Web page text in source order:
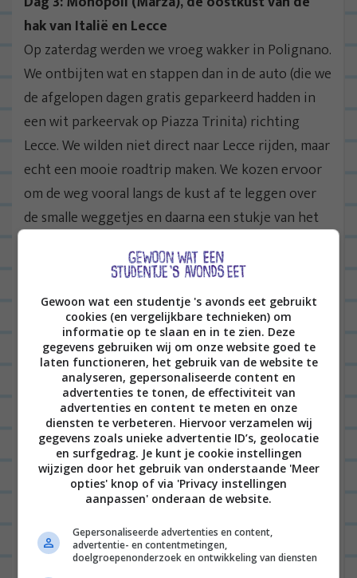
hak van Italië en Lecce
Op zaterdag werden we vroeg wakker in Polignano.
We ontbijten wat en stappen dan in de auto (die we
de afgelopen dagen gratis geparkeerd hadden in
een wit parkeervak op Piazza Trinita) richting
Lecce. We wilden niet direct naar Lecce rijden, maar
echt een mooie roadtrip maken. We kozen ervoor
om de weg vooral langs de kust af te leggen over
de smalle weggetjes en daarna een stukje van het
Onze eerste tussenstop is Marzà; dit is een
privéstrand net onder Monopoli. Overigens is
Monopoli ook echt een bezoek waard, maar ik was
er al eens geweest en we hadden niet alle tijd van
de wereld.
Voor de oplettende lezer; op Marzà ben ik
inderdaad ook al eens geweest, maar het is zo’n te
gekke plek, dat ik het graag met Jan wilde delen
ook.
We streken neer op een bedje aan zee (€15 voor 2
personen), bestelden een kop koffie, trokken onze
kleren uit (bikini aan) en chillden ‘m hier goed een
Gewoon wat een studentje 's avonds eet gebruikt
cookies (en vergelijkbare technieken) om
informatie op te slaan en in te zien. Deze
gegevens gebruiken wij om onze website goed te
laten functioneren, het gebruik van de website te
analyseren, gepersonaliseerde content en
advertenties te tonen, de effectiviteit van
advertenties en content te meten en onze
diensten te verbeteren. Hiervoor verzamelen wij
gegevens zoals unieke advertentie ID’s, geolocatie
en surfgedrag. Je kunt je cookie instellingen
wijzigen door het gebruik van onderstaande 'Meer
opties' knop of via 'Privacy instellingen
aanpassen' onderaan de website.
Gepersonaliseerde advertenties en content,
advertentie- en contentmetingen,
doelgroepenonderzoek en ontwikkeling van diensten